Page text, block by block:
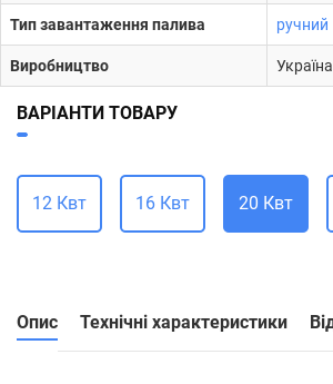
Тип завантаження палива ручний
Виробництво Україна
ВАРІАНТИ ТОВАРУ
12 Квт 16 Квт 20 Квт
Опис Технічні характеристики